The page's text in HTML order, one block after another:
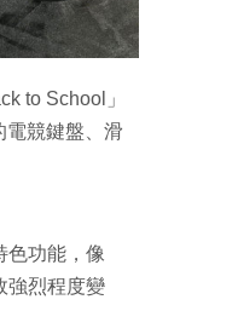
to School」
電競鍵盤、滑
色功能，像
強烈程度變